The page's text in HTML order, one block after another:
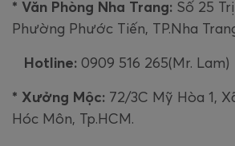
* Văn Phòng Nha Trang: Số 25
Phường Phước Tiến, TP.Nha
Hotline: 0909 516 265(Mr. Lam)
* Xưởng Mộc: 72/3C Mỹ Hòa 1,
Hóc Môn, Tp.HCM.